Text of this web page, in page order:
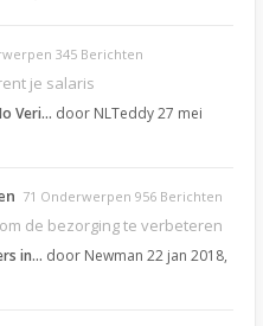
345 Berichten
je salaris
Veri… door NLTeddy27 mei
71 Onderwerpen 956 Berichten
de bezorging te verbeteren
in… door Newman 22 jan 2018,